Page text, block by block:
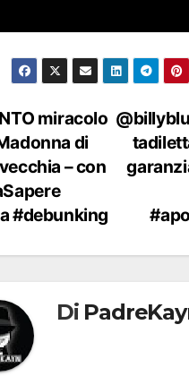
miracolo
di
– con
#debunking
Di